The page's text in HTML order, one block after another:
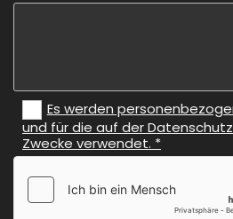
Es werden
und für die auf der
Zwecke verwendet. *